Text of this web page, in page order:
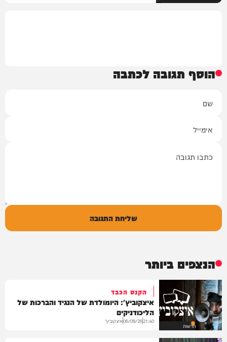
הוסף תגובה לכתבה
שליחת התגובה
הנצפים ביותר
חדשות
הקנס הכבד
איצקוביץ': היומולדת של הנגיד והברכות של
הליכודניקים
21:40
06/08/26איצקוביץ'